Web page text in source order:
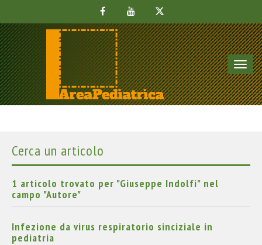
Cerca un articolo
1 articolo trovato per "Giuseppe Indolfi" nel
campo "Autore"
Infezione da virus respiratorio sinciziale in
pediatria